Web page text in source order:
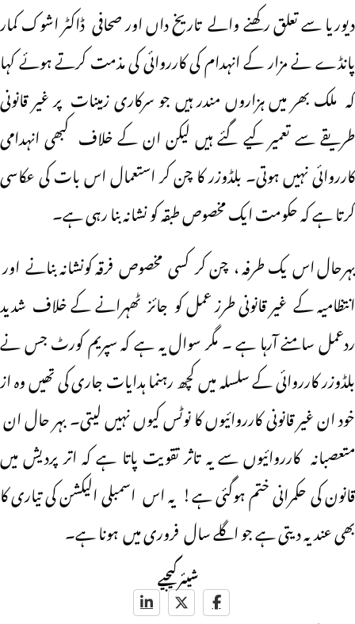
دیوریا سے تعلق رکھنے والے تاریخ داں اور صحافی ڈاکٹر اشوک کمار
پانڈے نے مزار کے انہدام کی کارروائی کی مذمت کرتے ہوئے کہا
کہ ملک بھر میں ہزاروں مندر ہیں جو سرکاری زمینات پر غیر قانونی
طریقے سے تعمیر کیے گئے ہیں لیکن ان کے خلاف کبھی انہدامی
کارروائی نہیں ہوتی۔ بلڈوزر کا چن کر استعمال اس بات کی عکاسی
کرتا ہے کہ حکومت ایک مخصوص طبقہ کو نشانہ بنا رہی ہے۔
بہرحال اس یک طرفہ ، چن کر کسی مخصوص فرقہ کونشانہ بنانے اور
انتظامیہ کے غیر قانونی طرز عمل کو جائز ٹھہرانے کے خلاف شدید
ردعمل سامنے آرہا ہے ۔ مگر سوال یہ ہے کہ سپریم کورٹ جس نے
بلڈوزر کارروائی کے سلسلہ میں کچھ رہنما ہدایات جاری کی تھیں وہ از
خود ان غیر قانونی کارروائیوں کا نوٹس کیوں نہیں لیتی۔ بہر حال ان
متعصبانہ کارروائیوں سے یہ تاثر تقویت پاتا ہے کہ اتر پردیش میں
قانون کی حکمرانی ختم ہوگئی ہے! یہ اس اسمبلی الیکشن کی تیاری کا
بھی عندیہ دیتی ہے جو اگلے سال فروری میں ہونا ہے۔
شیئر کیجیے